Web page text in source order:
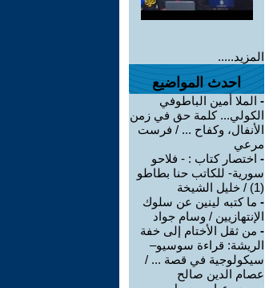
المزيد.....
احدث المواضيع
- الملا أمين الباطوفي
الكولي... كلمة حق في زمن
الأنفال، وكفاح ... / فرست
مرعي
- اختصار كتاب : - فلاحو
سورية- للكاتب حنا بطاطو
(1) / خليل الشيخة
- ما كتبه لينين عن سلوك
الإنتهازيين / وسام جواد
- من ثقل الأختام إلى خفة
الريشة: قراءة سوسيو–
سيكولوجية في قصة ... /
عصام الدين صالح